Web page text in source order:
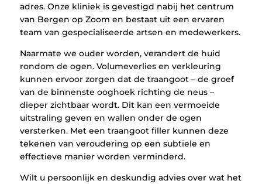
adres. Onze kliniek is gevestigd nabij het centrum
van Bergen op Zoom en bestaat uit een ervaren
team van gespecialiseerde artsen en medewerkers.
Naarmate we ouder worden, verandert de huid
rondom de ogen. Volumeverlies en verkleuring
kunnen ervoor zorgen dat de traangoot – de groef
van de binnenste ooghoek richting de neus –
dieper zichtbaar wordt. Dit kan een vermoeide
uitstraling geven en wallen onder de ogen
versterken. Met een traangoot filler kunnen deze
tekenen van veroudering op een subtiele en
effectieve manier worden verminderd.
Wilt u persoonlijk en deskundig advies over wat het